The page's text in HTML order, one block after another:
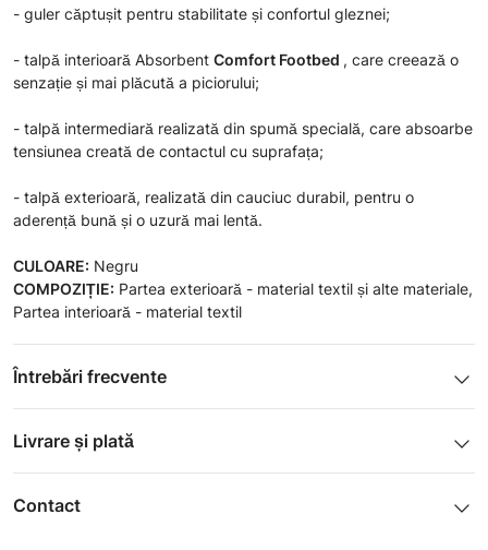
- guler căptușit pentru stabilitate și confortul gleznei;
- talpă interioară Absorbent Comfort Footbed , care creează o
senzație și mai plăcută a piciorului;
- talpă intermediară realizată din spumă specială, care absoarbe
tensiunea creată de contactul cu suprafața;
- talpă exterioară, realizată din cauciuc durabil, pentru o
aderență bună și o uzură mai lentă.
CULOARE: Negru
COMPOZIȚIE: Partea exterioară - material textil și alte materiale,
Partea interioară - material textil
Întrebări frecvente
Toate fotografiile și toate informațiile sunt pregătite și selectate
imaginile și informațiile corespund 100% cu ceea ce veți primi. În
Livrare și plată
folosim serviciile firmei de curierat
Contact